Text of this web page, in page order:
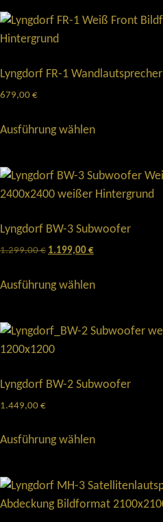
Lyngdorf FR-1 Wandlautsprecher
679,00€
Ausführung wählen
Lyngdorf BW-3 Subwoofer
1.299,00€ 1.199,00€
Ausführung wählen
Lyngdorf BW-2 Subwoofer
1.449,00€
Ausführung wählen